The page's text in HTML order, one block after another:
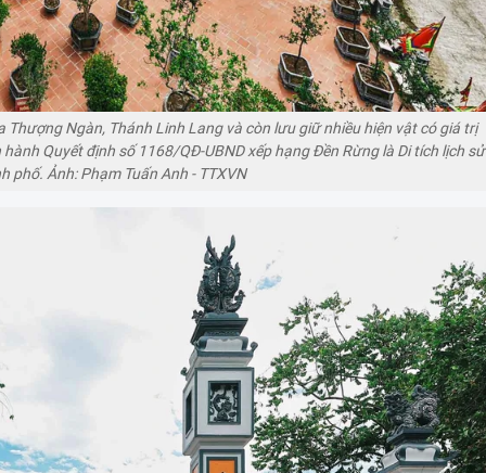
Ngàn, Thánh Linh Lang và còn lưu giữ nhiều hiện vật có giá trị
Quyết định số 1168/QĐ-UBND xếp hạng Đền Rừng là Di tích lịch sử
phố. Ảnh: Phạm Tuấn Anh - TTXVN